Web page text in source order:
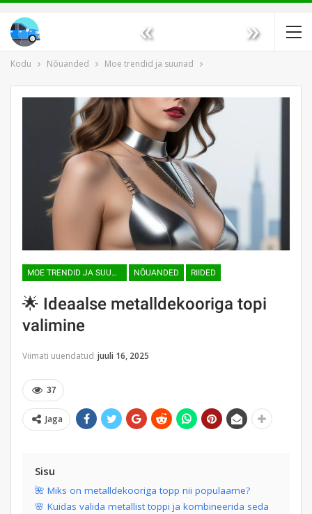
« »
Kodu Nõuanded Moe trendid ja suunad
MOE TRENDID JA SUUNAD NÕUANDED RIIDED
🌟 Ideaalse metalldekooriga topi
valimine
Viimati uuendatud juuli 16, 2025
37
Jaga
Sisu
🌺 Miks on metalldekooriga topp nii populaarne?
🌸 Kuidas valida metallist toppi ja kombineerida seda